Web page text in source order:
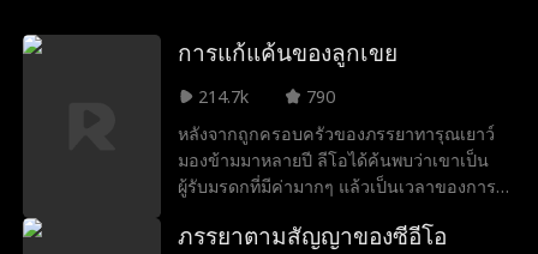
การแก้แค้นของลูกเขย
214.7k
790
หลังจากถูกครอบครัวของภรรยาทารุณเยาว์
มองข้ามมาหลายปี ลีโอได้ค้นพบว่าเขาเป็น
ผู้รับมรดกที่มีค่ามากๆ แล้วเป็นเวลาของการ
ภรรยาตามสัญญาของซีอีโอ